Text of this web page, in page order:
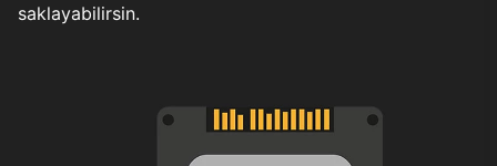
saklayabilirsin.